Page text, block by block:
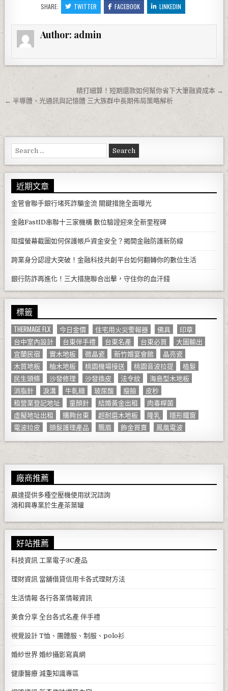
SHARE: TWITTER FACEBOOK LINKEDIN
Author: admin
文章導覽
精打細算！短期還款如何幫你省下大筆融資成本 →
← 半導體、光通訊與記憶體 三大族群中長期佈局策略解析
Search for:
近期文章
金管會聯手銀行堵死詐騙金流 關鍵措施全面曝光
金融FastID串聯十三家機構 數位驗證迎來全新里程碑
阻擋螢幕截圖如何保護帳戶資金安全？揭開金融防護新防線
跨業身分認證大突破！金融科技共創平台如何翻轉你的數位生活
銀行防詐再進化！三大措施聯合出擊，守住你的血汗錢
標籤
THERMAGE FLX 今日金價 住宅用火災警報器 佛具
印章
台中室內設計
台東伴手禮 台東名產 台東必買
大圖輸出
宜蘭民宿
實木地板 微晶瓷 新竹婚宴會館
晶亮瓷
木質地板
柚木地板 桃園機場接送 桃園音波拉提
植髮
民生頭條
沙發修理 沙發換皮 法令紋
海島型木地板
消脂針
淚溝 牛軋糖 玻尿酸 瘦臉
皮秒
租營業登記地址
童顏針 結婚黃金出租
肉毒桿菌
虛擬地址出租
購夠台東 超耐磨木地板 隆乳
隱形鐵窗
電波拉皮
頭髮護理產品 飄眉 飾金買賣 鳳凰電波
廠商推薦
晨達提供多種空壓機使用狀況諮詢
鴻和興專業於生產茶葉罐
好站推薦
科技資訊 工業電子3C產品
理財資訊 當舖借貸信用卡各式理財方法
生活情報 各行各業情報資訊
美食分享 全台各式名產 伴手禮
視覺設計 T恤、團體服、制服、polo衫
婚紗世界 婚紗攝影寫真網
健康醫療 減重知識專區